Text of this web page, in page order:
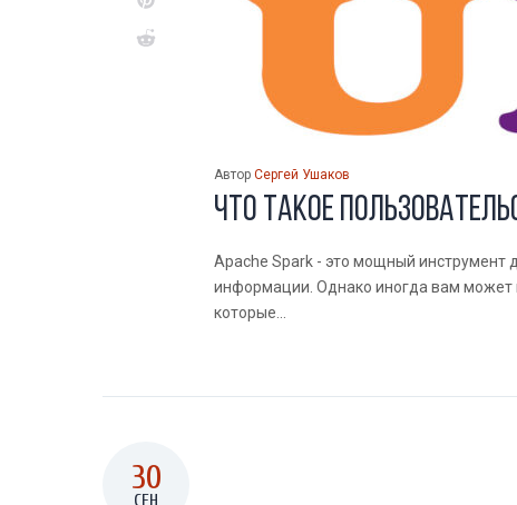
Автор Сергей Ушаков
Что такое
Apache Spark - это мощный инструмент
информации. Однако иногда вам может
которые...
30
СЕН